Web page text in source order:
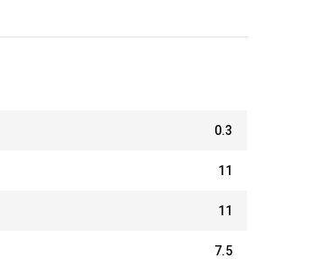
0.3
11
11
7.5